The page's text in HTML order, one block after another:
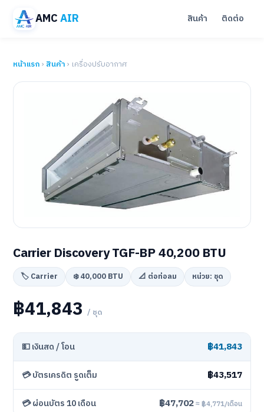
AMCAIR สินค้า ติดต่อ
หน้าแรก› สินค้า› เครื่องปรับอากาศ
Carrier Discovery TGF-BP 40,200 BTU
🏷️ Carrier ❄️ 40,000 BTU 📐 ต่อท่อลม หน่วย: ชุด
฿41,843 / ชุด
💵 เงินสด / โอน ฿41,843
💳 บัตรเครดิต รูดเต็ม ฿43,517
💳 ผ่อนบัตร 10 เดือน ฿47,702≈ ฿4,771/เดือน